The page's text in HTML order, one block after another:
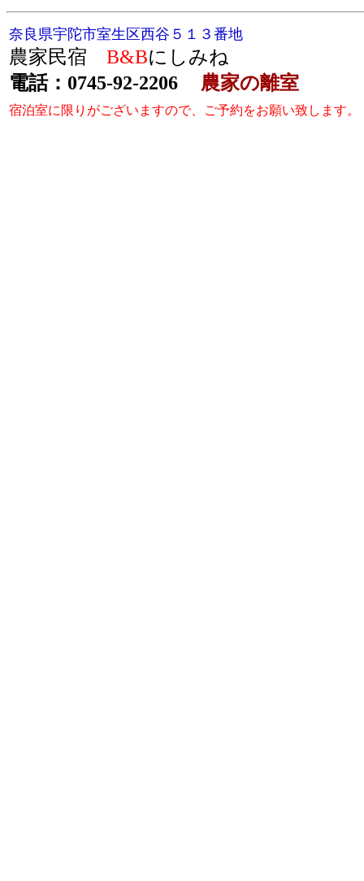
奈良県宇陀市室生区西谷５１３番地
農家民宿 B&Bにしみね
電話：0745-92-2206
農家の離室
宿泊室に限りがございますので、ご予約をお願い致します。